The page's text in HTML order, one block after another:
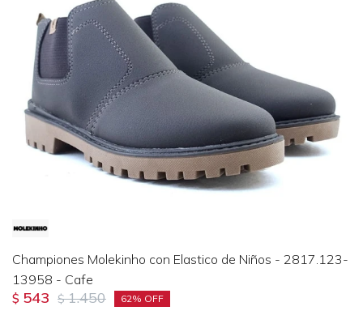
Championes Molekinho con Elastico de Niños - 2817.123-
13958 - Cafe
$ 543 $ 1.450 62